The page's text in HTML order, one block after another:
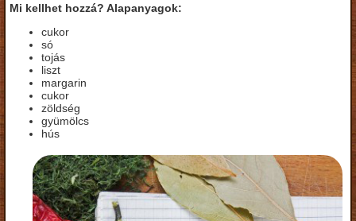
Mi kellhet hozzá? Alapanyagok:
cukor
só
tojás
liszt
margarin
cukor
zöldség
gyümölcs
hús